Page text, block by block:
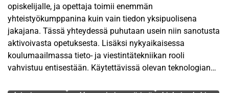
opiskelijalle, ja opettaja toimii enemmän
yhteistyökumppanina kuin vain tiedon yksipuolisena
jakajana. Tässä yhteydessä puhutaan usein niin sanotusta
aktivoivasta opetuksesta. Lisäksi nykyaikaisessa
koulumaailmassa tieto- ja viestintätekniikan rooli
vahvistuu entisestään. Käytettävissä olevan teknologian